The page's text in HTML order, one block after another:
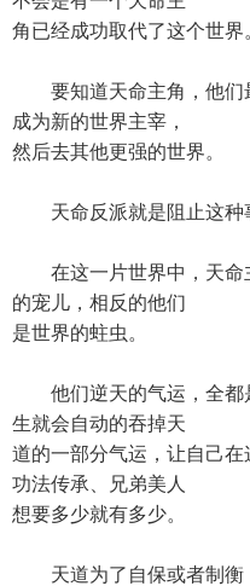
角已经成功取代了这个世界
要知道天命主角，他们
成为新的世界主宰，
然后去其他更强的世界。
天命反派就是阻止这种
在这一片世界中，天命
的宠儿，相反的他们
是世界的蛀虫。
他们逆天的气运，全都
生就会自动的吞掉天
道的一部分气运，让自己在
功法传承、兄弟美人
想要多少就有多少。
天道为了自保或者制衡